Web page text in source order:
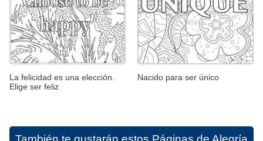
La felicidad es una elección.
Elige ser feliz
Nacido para ser único